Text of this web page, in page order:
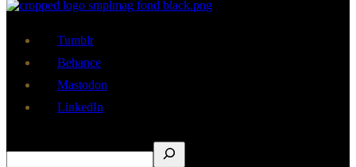
Tumblr
Behance
Mastodon
LinkedIn